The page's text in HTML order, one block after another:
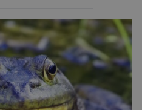
systém
obsažené v
a šupinkách kůže,
nyní geneticky